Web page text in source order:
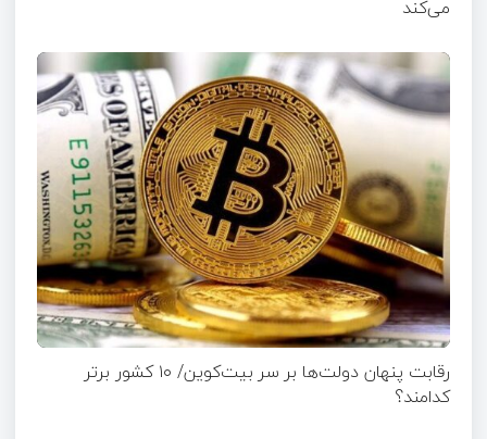
می‌کند
رقابت پنهان دولت‌ها بر سر بیت‌کوین/ ۱۰ کشور برتر
کدامند؟